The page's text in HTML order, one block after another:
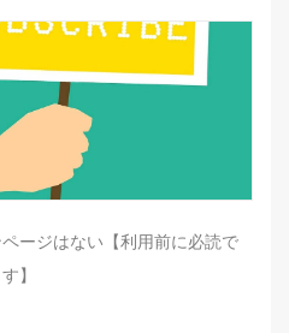
ージはない【利用前に必読で
す】